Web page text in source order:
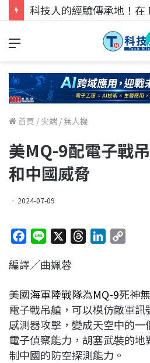
首頁 /尖端 / 無人機
美MQ-9配電子戰
和中國威脅
2024-07-09
c
b
o
o
k
n
a
d
s
e
d
I
n
L
i
n
k
編譯／曲姵蓉
美國海軍陸戰隊為MQ-9死神
電子戰吊艙，可以模仿敵軍
感測器攻擊，變成天空中的
電子偵察能力，胡塞武裝的
制中國的防空探測能力。